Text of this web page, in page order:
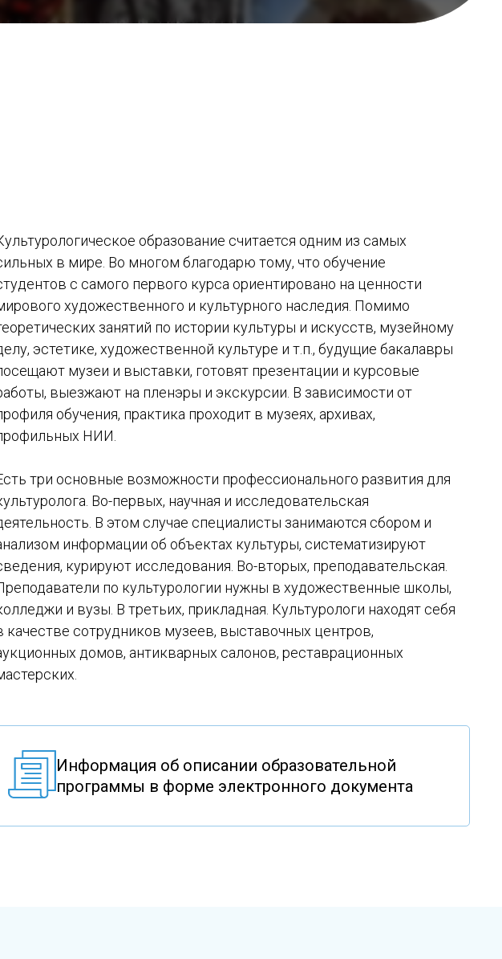
образование считается одним из самых
в мире. Во многом благодарю тому, что обучение
с самого первого курса ориентировано на ценности
художественного и культурного наследия. Помимо
занятий по истории культуры и искусств, музейному
эстетике, художественной культуре и т.п., будущие бакалавры
музеи и выставки, готовят презентации и курсовые
выезжают на пленэры и экскурсии. В зависимости от
обучения, практика проходит в музеях, архивах,
НИИ.
три основные возможности профессионального развития для
Во-первых, научная и исследовательская
В этом случае специалисты занимаются сбором и
информации об объектах культуры, систематизируют
курируют исследования. Во-вторых, преподавательская.
по культурологии нужны в художественные школы,
и вузы. В третьих, прикладная. Культурологи находят себя
качестве сотрудников музеев, выставочных центров,
домов, антикварных салонов, реставрационных
Информация об описании образовательной
программы в форме электронного документа